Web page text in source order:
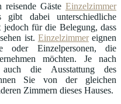
Gäste Einzelzimmer
dabei unterschiedliche
für die Belegung, dass
ist. Einzelzimmereignen
oder Einzelpersonen, die
möchten. Je nach
die Ausstattung des
Sie von der gleichen
Zimmern dieses Hauses.